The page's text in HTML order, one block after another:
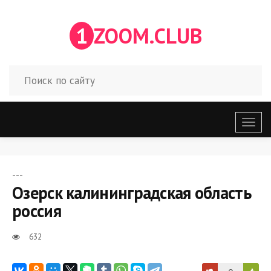
1 ZOOM.CLUB
меню
---
Озерск калининградская область
россия
632